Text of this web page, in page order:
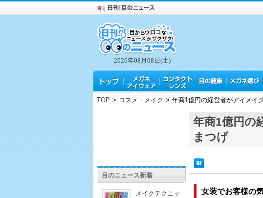
2026年08月08日(土)
TOP > コスメ・メイク > 年商1億円の経営者がアイメイ
目のニュース新着
メイクテクニッ
年商1億円の
まつげ
女装でお客様の